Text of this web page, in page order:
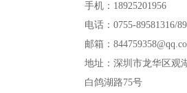
手机：18925201956
电话：0755-89581316/
邮箱：
地址：深圳市龙华区观
白鸽湖路75号